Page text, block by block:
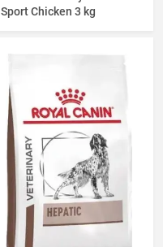
Sport Chicken 3 kg